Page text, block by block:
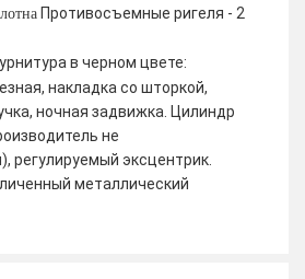
Противосъемные ригеля - 2
в черном цвете:
накладка со шторкой,
ночная задвижка. Цилиндр
не
регулируемый эксцентрик.
металлический